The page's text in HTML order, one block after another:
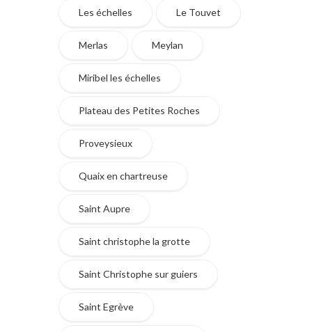
Les échelles Le Touvet
Merlas Meylan
Miribel les échelles
Plateau des Petites Roches
Proveysieux
Quaix en chartreuse
Saint Aupre
Saint christophe la grotte
Saint Christophe sur guiers
Saint Egrève